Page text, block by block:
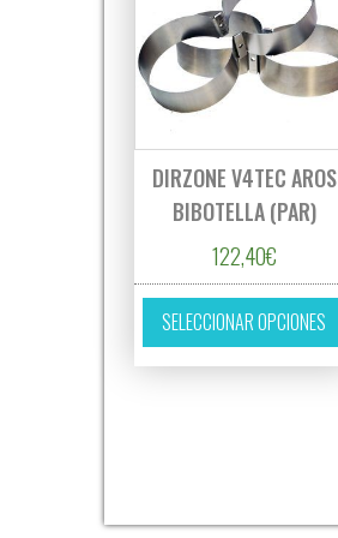
DIRZONE V4TEC AROS
BIBOTELLA (PAR)
122,40€
SELECCIONAR OPCIONES